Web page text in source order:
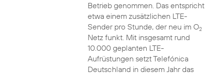
Betrieb genommen. Das entspricht
etwa einem zusätzlichen LTE-
Sender pro Stunde, der neu im O2
Netz funkt. Mit insgesamt rund
10.000 geplanten LTE-
Aufrüstungen setzt Telefónica
Deutschland in diesem Jahr das